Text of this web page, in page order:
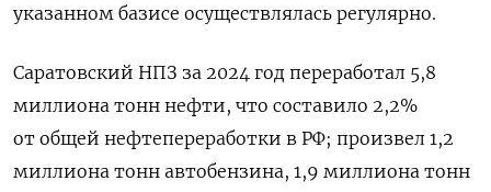
указанном ⁠базисе осуществлялась регулярно.
Саратовский НПЗ за 2024 год переработал 5,8
‌миллиона тонн нефти, что составило 2,2%
от ‌общей нефтепереработки в РФ; произвел 1,2
миллиона тонн ​автобензина, 1,9 миллиона тонн